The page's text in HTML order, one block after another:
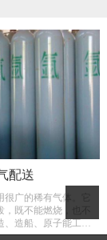
配送
广的稀有气体。它
既不能燃烧，也不
、造船、原子能工业
对特殊金属，例如